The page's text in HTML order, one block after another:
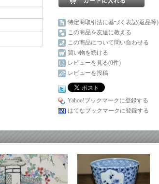
特定商取引法に基づく表記(返品等)
この商品を友達に教える
この商品について問い合わせる
買い物を続ける
レビューを見る(0件)
レビューを投稿
Yahoo!ブックマークに登録する
はてなブックマークに登録する